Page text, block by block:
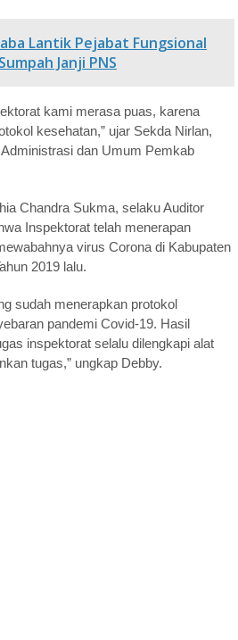
Lantik Pejabat Fungsional
Janji PNS
kami merasa puas, karena
kesehatan,” ujar Sekda Nirlan,
dan Umum Pemkab
Chandra Sukma, selaku Auditor
Inspektorat telah menerapan
virus Corona di Kabupaten
2019 lalu.
sudah menerapkan protokol
pandemi Covid-19. Hasil
inspektorat selalu dilengkapi alat
tugas,” ungkap Debby.